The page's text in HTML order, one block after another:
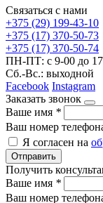
Связаться с нами
+375 (29) 199-43-10
+375 (17) 370-50-73
+375 (17) 370-50-74
ПН-ПТ: с 9-00 до
Сб.-Вс.: выходной
Facebook Instagram
Заказать звонок
Ваше имя *
Ваш номер
Я согласен на
Отправить
Получить
Ваше имя *
Ваш номер